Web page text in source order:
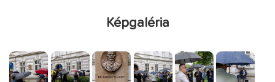
Képgaléria